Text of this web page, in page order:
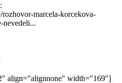
marcela-korcekova-
nevedeli...
align="alignnone" width="169"]